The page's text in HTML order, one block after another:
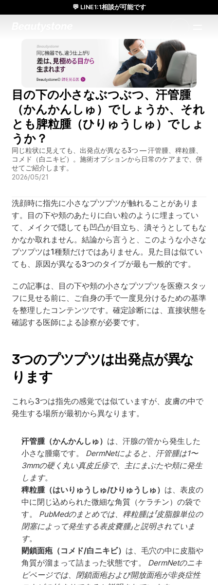
目の下の小さなぶつぶつ、汗管腫
（かんかんしゅ）でしょうか、それ
とも脾粒腫（ひりゅうしゅ）でしょ
うか？
同じ粒状に見えても、出発点が異なる3つ — 汗管腫、稗粒腫、
コメド（白ニキビ）。施術オプションから日常のケアまで、併
せてご紹介します。
2026/05/21
洗顔時に指先に小さなプツプツが触れることがありま
す。目の下や頬のあたりに白い粒のように埋まってい
て、メイクで隠しても凹凸が目立ち、潰そうとしてもな
かなか取れません。結論から言うと、このような小さな
プツプツは1種類だけではありません。見た目は似てい
ても、原因が異なる3つのタイプが最も一般的です。
この記事は、目の下や頬の小さなプツプツを医療スタッ
フに見せる前に、ご自身の手で一度見分けるための基準
を整理したコンテンツです。確定診断には、直接状態を
確認する医師による診察が必要です。
3つのプツプツは出発点が異な
ります
これら3つは指先の感覚では似ていますが、皮膚の中で
発生する場所が最初から異なります。
汗管腫（かんかんしゅ） は、汗腺の管から発生した
小さな腫瘍です。 DermNetによると、汗管腫は1〜
3mmの硬く丸い真皮丘疹で、主にまぶたや頬に発生
します。
稗粒腫（はいりゅうしゅ/ひりゅうしゅ） は、表皮の
中に閉じ込められた微細な角質（ケラチン）の袋で
す。 PubMedのまとめでは、稗粒腫は「皮脂腺単位の
閉塞によって発生する表皮嚢腫」と説明されていま
す。
閉鎖面疱（コメド/白ニキビ） は、毛穴の中に皮脂や
角質が溜まって詰まった状態です。 DermNetのニキ
ビページでは、閉鎖面疱および開放面疱が非炎症性
💬 LINE1:1相談が可能です
日本人通訳常駐／お得な体験価格／満足度の高い効果